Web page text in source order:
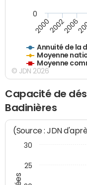
Annuité de la
Moyenne
Moyenne
200020022006
0
© JDN 2026
Capacité de
Badinières
(Source : JDN
25
30